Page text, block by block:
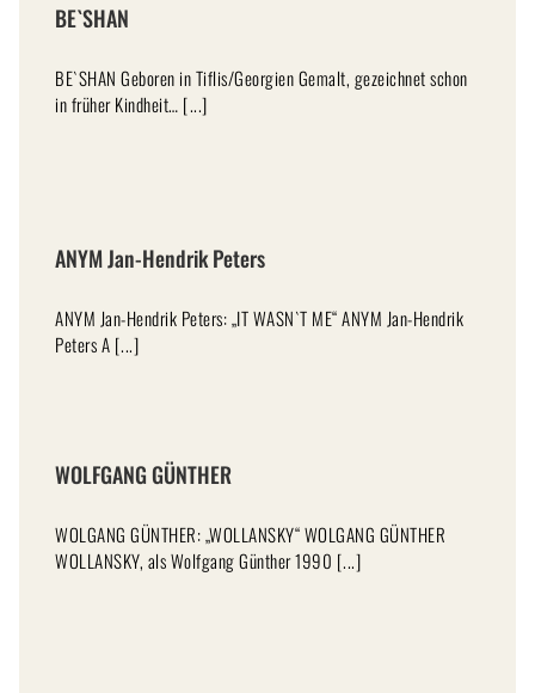
BE`SHAN
BE`SHAN Geboren in Tiflis/Georgien Gemalt, gezeichnet schon
in früher Kindheit… [...]
ANYM Jan-Hendrik Peters
ANYM Jan-Hendrik Peters: „IT WASN`T ME“ ANYM Jan-Hendrik
Peters A [...]
WOLFGANG GÜNTHER
WOLGANG GÜNTHER: „WOLLANSKY“ WOLGANG GÜNTHER
WOLLANSKY, als Wolfgang Günther 1990 [...]